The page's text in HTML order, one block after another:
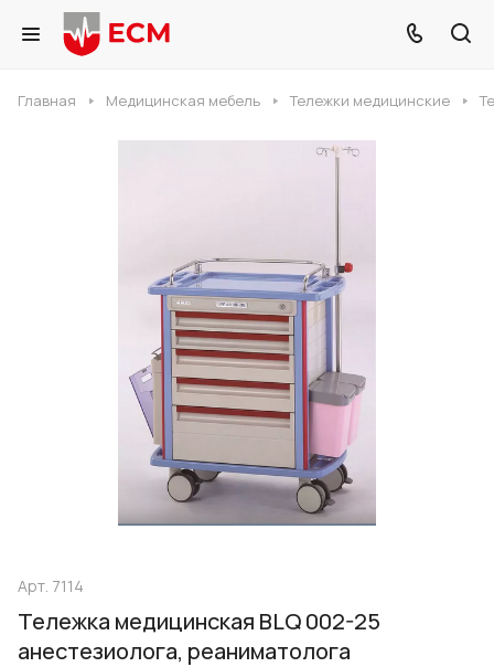
Главная Медицинская мебель Тележки медицинские
Арт. 7114
Тележка медицинская BLQ 002-25
анестезиолога, реаниматолога